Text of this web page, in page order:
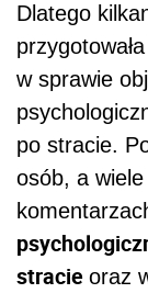
Dlatego
w sprawie
po stracie.
osób, a wiele
stracie oraz